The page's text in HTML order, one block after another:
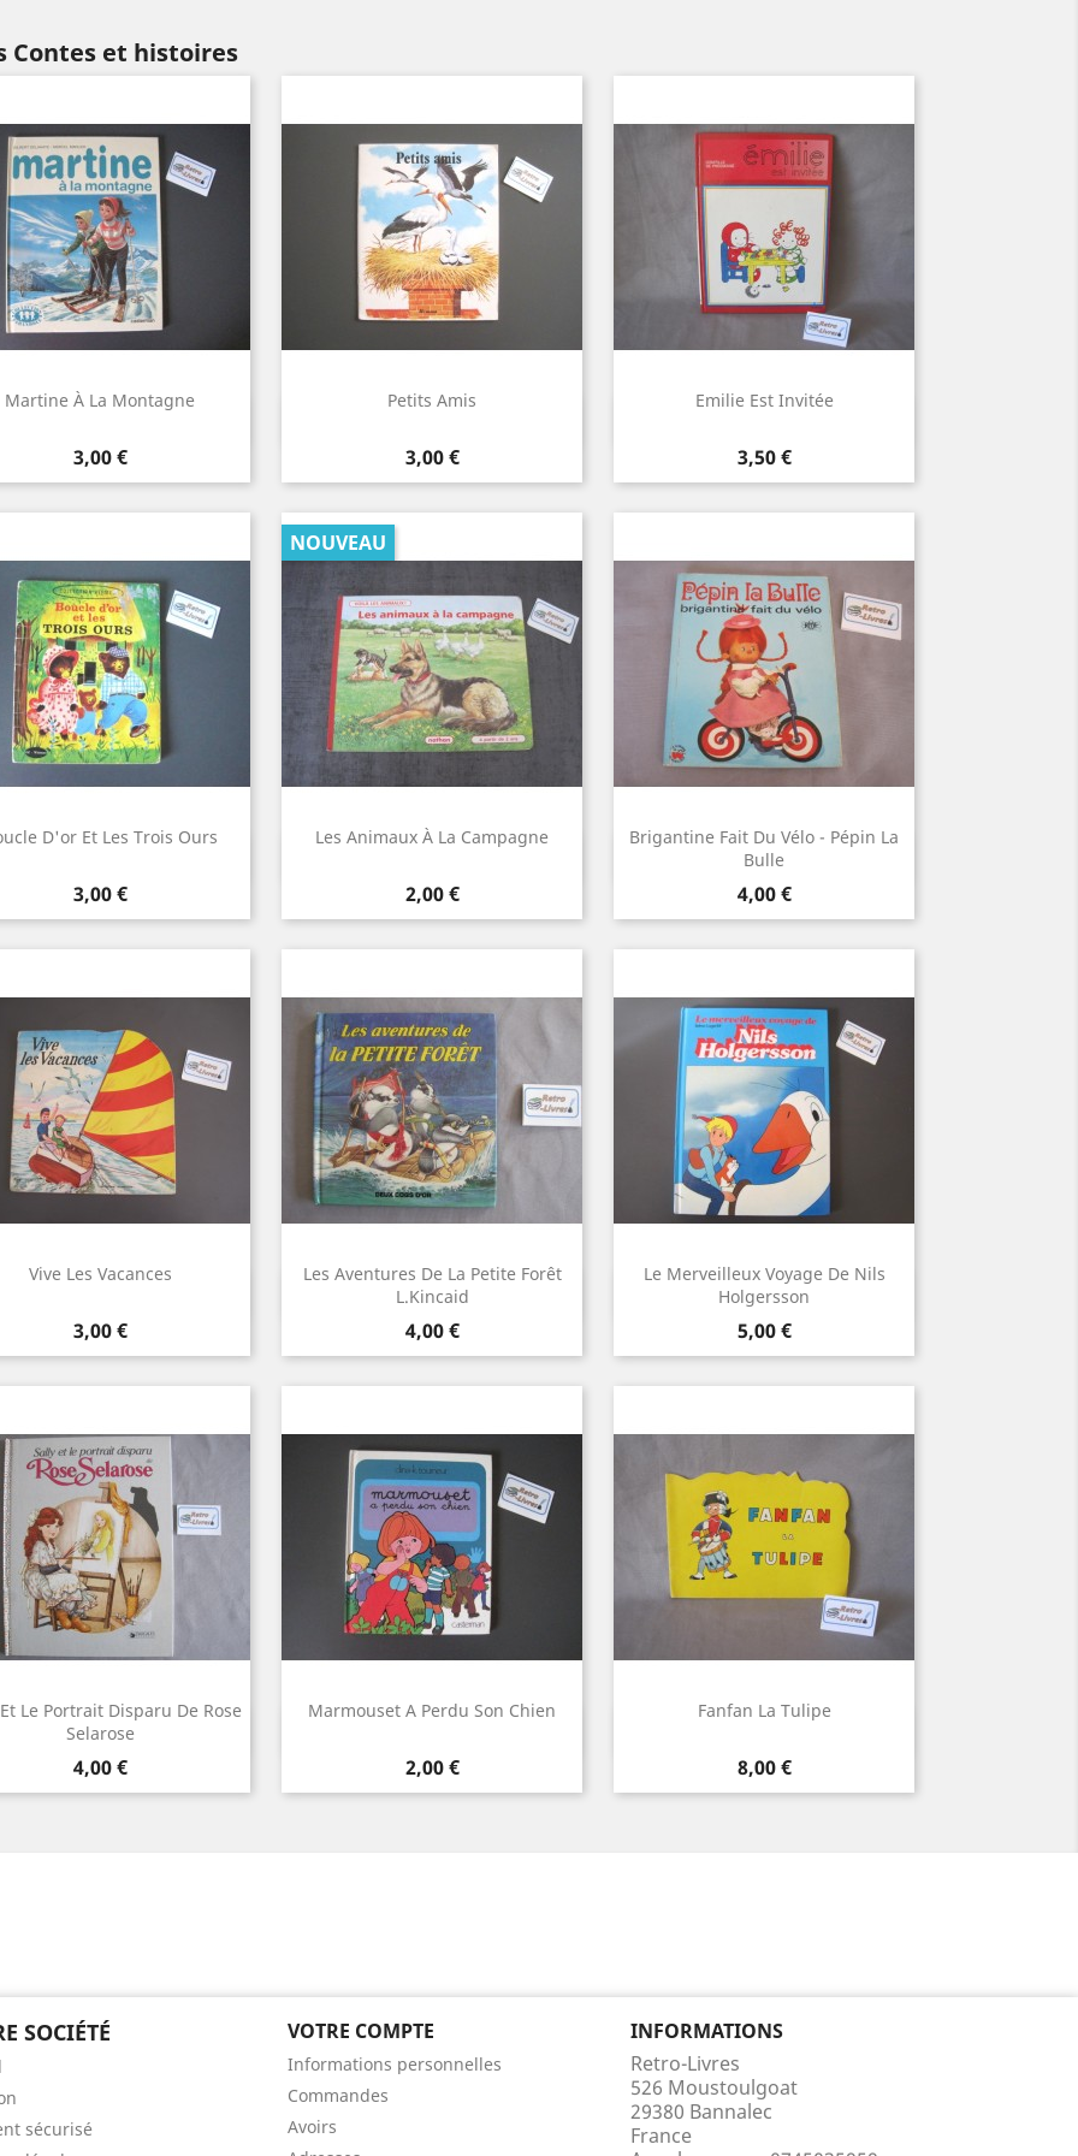
Contes et histoires
Martine À La Montagne
Prix
3,00 €
Petits Amis
Prix
3,00 €
Emilie Est Invitée
Prix
3,50 €
D'or Et Les Trois Ours
Prix
3,00 €
Les Animaux À La Campagne
Prix
2,00 €
NOUVEAU
Brigantine Fait Du Vélo - Pépin La
Bulle
Prix
4,00 €
Aperçu rapide
Vive Les Vacances
Prix
3,00 €
Les Aventures De La Petite Forêt
L.Kincaid
Prix
4,00 €
Aperçu rapide
Le Merveilleux Voyage De Nils
Holgersson
Prix
5,00 €
Aperçu rapide
Le Portrait Disparu De Rose
Selarose
Prix
4,00 €
Aperçu rapide
Marmouset A Perdu Son Chien
Prix
2,00 €
Fanfan La Tulipe
Prix
8,00 €
SOCIÉTÉ
sécurisé
VOTRE COMPTE
Informations personnelles
Commandes
Avoirs
INFORMATIONS
Retro-Livres
526 Moustoulgoat
29380 Bannalec
France